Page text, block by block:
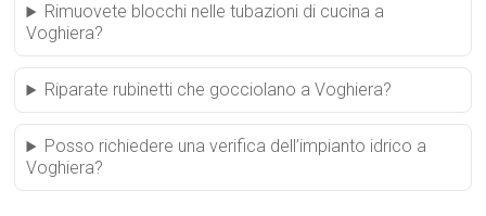
Rimuovete blocchi nelle tubazioni di cucina a
Voghiera?
Riparate rubinetti che gocciolano a Voghiera?
Posso richiedere una verifica dell’impianto idrico a
Voghiera?